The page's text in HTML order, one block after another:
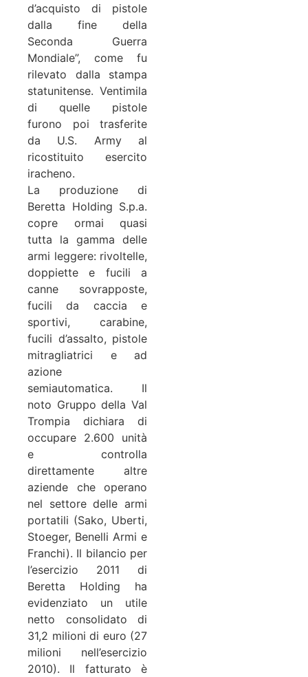
d’acquisto di pistole
dalla fine della
Seconda Guerra
Mondiale”, come fu
rilevato dalla stampa
statunitense. Ventimila
di quelle pistole
furono poi trasferite
da U.S. Army al
ricostituito esercito
iracheno.
La produzione di
Beretta Holding S.p.a.
copre ormai quasi
tutta la gamma delle
armi leggere: rivoltelle,
doppiette e fucili a
canne sovrapposte,
fucili da caccia e
sportivi, carabine,
fucili d’assalto, pistole
mitragliatrici e ad
azione
semiautomatica. Il
noto Gruppo della Val
Trompia dichiara di
occupare 2.600 unità
e controlla
direttamente altre
aziende che operano
nel settore delle armi
portatili (Sako, Uberti,
Stoeger, Benelli Armi e
Franchi). Il bilancio per
l’esercizio 2011 di
Beretta Holding ha
evidenziato un utile
netto consolidato di
31,2 milioni di euro (27
milioni nell’esercizio
2010). Il fatturato è